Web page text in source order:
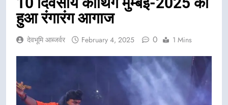
हुआ रंगारंग आगाज
देवभूमि आब्जर्वर February 4, 2025 0 1 Mins